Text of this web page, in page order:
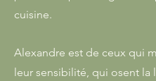
cuisine.
Alexandre est de ceux qui
leur sensibilité, qui osent la